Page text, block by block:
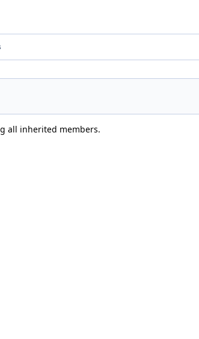
all inherited members.